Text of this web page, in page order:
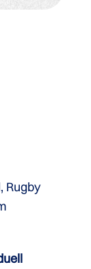
Rugby